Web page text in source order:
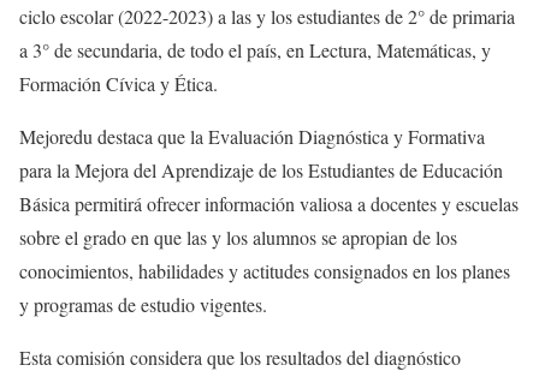
ciclo escolar (2022-2023) a las y los estudiantes de 2° de primaria
a 3° de secundaria, de todo el país, en Lectura, Matemáticas, y
Formación Cívica y Ética.
Mejoredu destaca que la Evaluación Diagnóstica y Formativa
para la Mejora del Aprendizaje de los Estudiantes de Educación
Básica permitirá ofrecer información valiosa a docentes y escuelas
sobre el grado en que las y los alumnos se apropian de los
conocimientos, habilidades y actitudes consignados en los planes
y programas de estudio vigentes.
Esta comisión considera que los resultados del diagnóstico